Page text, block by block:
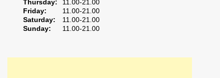
Thursday:
11.00-21.00
Friday:
11.00-21.00
Saturday:
11.00-21.00
Sunday:
11.00-21.00